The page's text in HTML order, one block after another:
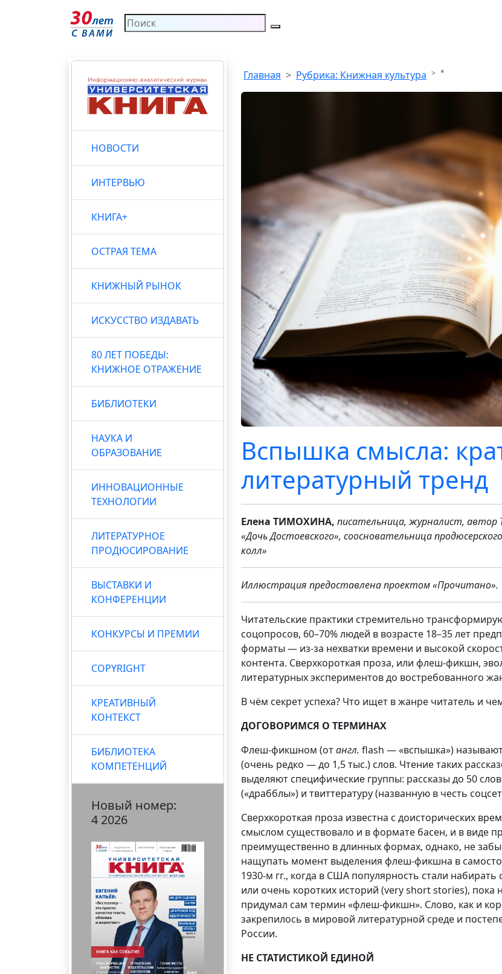
НОВОСТИ
ИНТЕРВЬЮ
КНИГА+
ОСТРАЯ ТЕМА
КНИЖНЫЙ РЫНОК
ИСКУССТВО ИЗДАВАТЬ
80 ЛЕТ ПОБЕДЫ:
КНИЖНОЕ ОТРАЖЕНИЕ
БИБЛИОТЕКИ
НАУКА И
ОБРАЗОВАНИЕ
ИННОВАЦИОННЫЕ
ТЕХНОЛОГИИ
ЛИТЕРАТУРНОЕ
ПРОДЮСИРОВАНИЕ
ВЫСТАВКИ И
КОНФЕРЕНЦИИ
КОНКУРСЫ И ПРЕМИИ
COPYRIGHT
КРЕАТИВНЫЙ
КОНТЕКСТ
БИБЛИОТЕКА
КОМПЕТЕНЦИЙ
Новый номер:
4 2026
Главная Рубрика: Книжная культура *
Вспышка смысла:
литературный тренд
Елена ТИМОХИНА, писательница, журналист, автор
«Дочь Достоевского», соосновательница
колл»
Иллюстрация предоставлена проектом «Прочитано».
Читательские практики стремительно
соцопросов, 60–70% людей в возрасте 18–35 лет
форматы — из-за нехватки времени и высокой
контента. Сверхкороткая проза, или флеш-фикшн,
литературных экспериментов до востребованного
В чём секрет успеха? Что ищет в жанре читатель и
ДОГОВОРИМСЯ О ТЕРМИНАХ
Флеш-фикшном (отангл. flash — «вспышка»)
(очень редко — до 1,5 тыс.) слов. Чтение таких
выделяют специфические группы: рассказы до 50
(«драбблы») и твиттературу (названную в честь
Сверхкороткая проза известна с доисторических
смыслом существовало и в формате басен, и в виде
преимущественно в длинных формах, однако, не
нащупать момент выделения флеш-фикшна в
1930-м гг., когда в США популярность стали
или очень коротких историй (very short stories), пока
придумал сам термин «флеш-фикшн». Слово, как и
закрепилось в мировой литературной среде и
России.
НЕ СТАТИСТИКОЙ ЕДИНОЙ